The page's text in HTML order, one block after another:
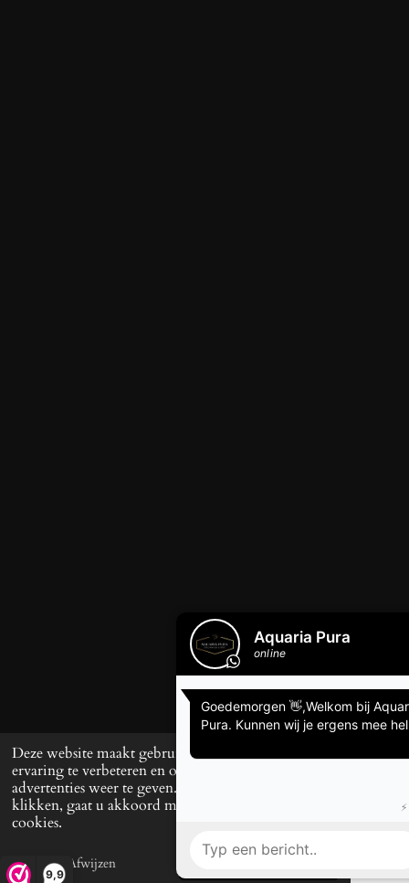
Deze website maakt gebruik van cookies om uw
ervaring te verbeteren en op maat gemaakte
advertenties weer te geven. Door op ‘Accepteren’ te
klikken, gaat u akkoord met het gebruik van alle
cookies.
Afwijzen
9,9
E-mailadres Telefoonnummer